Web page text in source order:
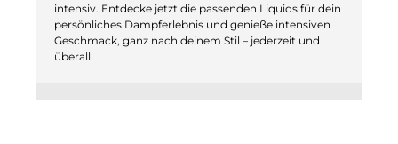
intensiv. Entdecke jetzt die passenden Liquids für dein
persönliches Dampferlebnis und genieße intensiven
Geschmack, ganz nach deinem Stil – jederzeit und
überall.